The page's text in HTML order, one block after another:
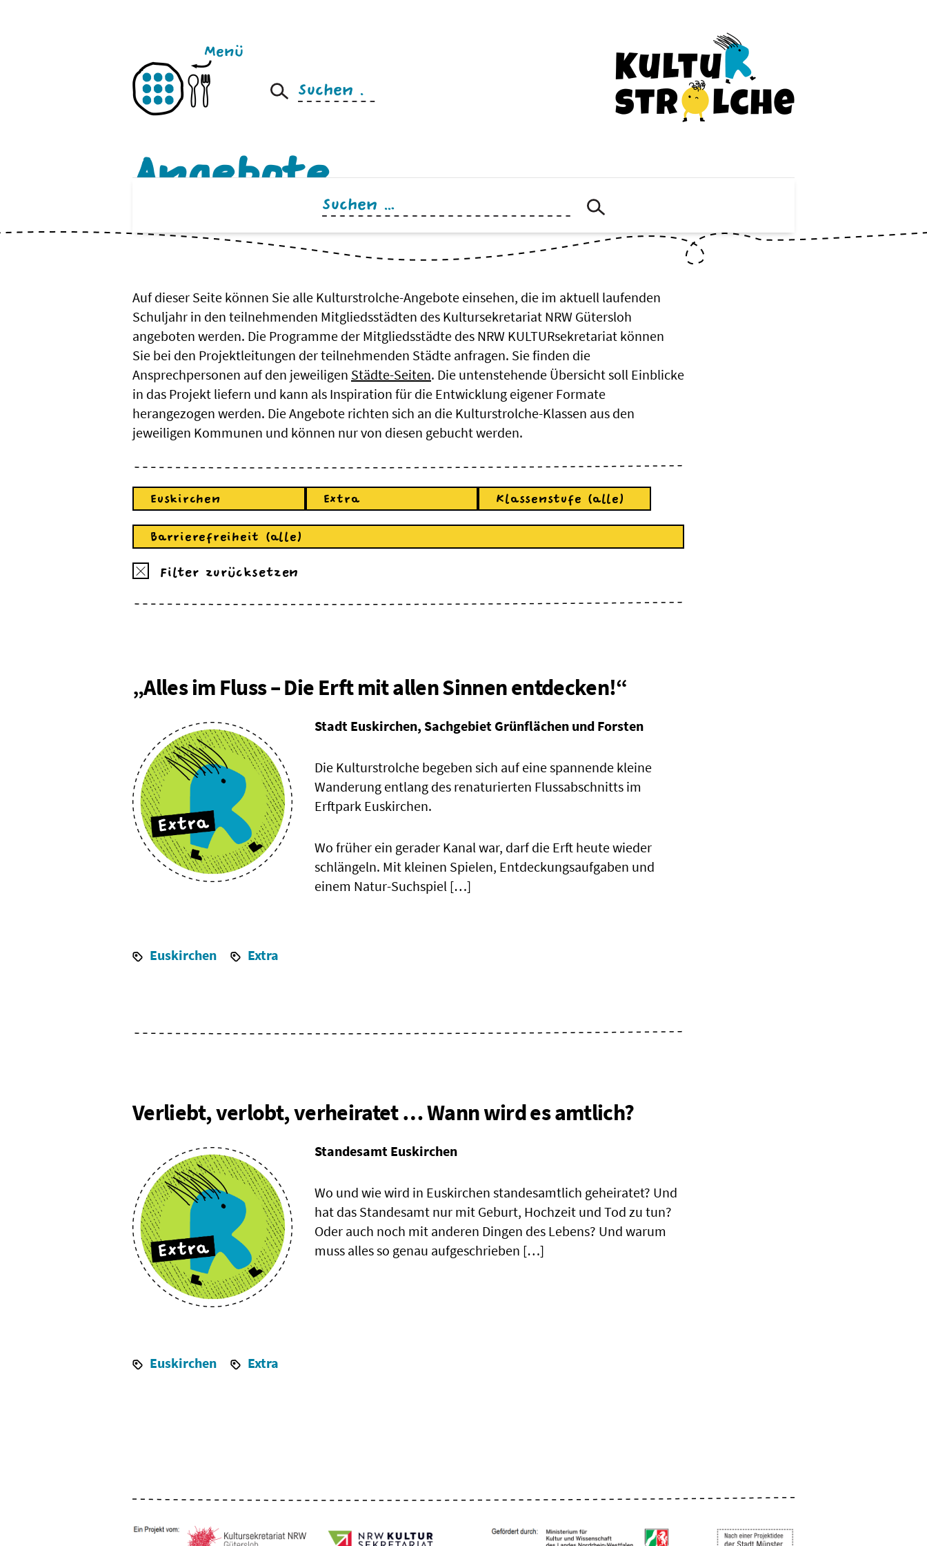
Menü
Suchen
nach:
Suchen
nach:
Angebote
Auf dieser Seite können Sie alle Kulturstrolche-Angebote einsehen, die im aktuell laufenden
Schuljahr in den teilnehmenden Mitgliedsstädten des Kultursekretariat NRW Gütersloh
angeboten werden. Die Programme der Mitgliedsstädte des NRW KULTURsekretariat können
Sie bei den Projektleitungen der teilnehmenden Städte anfragen. Sie finden die
Ansprechpersonen auf den jeweiligen Städte-Seiten. Die untenstehende Übersicht soll Einblicke
in das Projekt liefern und kann als Inspiration für die Entwicklung eigener Formate
herangezogen werden. Die Angebote richten sich an die Kulturstrolche-Klassen aus den
jeweiligen Kommunen und können nur von diesen gebucht werden.
Euskirchen Extra Klassenstufe (alle)
Barrierefreiheit (alle)
Filter zurücksetzen
„Alles im Fluss – Die Erft mit allen Sinnen entdecken!“
Stadt Euskirchen, Sachgebiet Grünflächen und Forsten
Die Kulturstrolche begeben sich auf eine spannende kleine
Wanderung entlang des renaturierten Flussabschnitts im
Erftpark Euskirchen.
Wo früher ein gerader Kanal war, darf die Erft heute wieder
schlängeln. Mit kleinen Spielen, Entdeckungsaufgaben und
einem Natur-Suchspiel […]
Euskirchen Extra
Verliebt, verlobt, verheiratet … Wann wird es amtlich?
Standesamt Euskirchen
Wo und wie wird in Euskirchen standesamtlich geheiratet? Und
hat das Standesamt nur mit Geburt, Hochzeit und Tod zu tun?
Oder auch noch mit anderen Dingen des Lebens? Und warum
muss alles so genau aufgeschrieben […]
Euskirchen Extra